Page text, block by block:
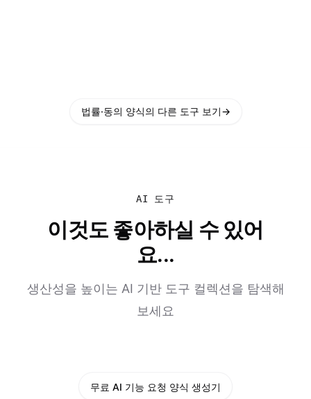
법률·동의 양식의 다른 도구 보기→
AI 도구
이것도 좋아하실 수 있어
요...
생산성을 높이는 AI 기반 도구 컬렉션을 탐색해
보세요
무료 AI 기능 요청 양식 생성기